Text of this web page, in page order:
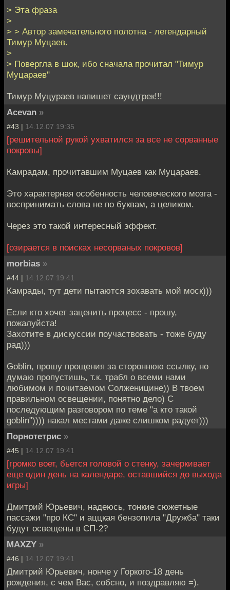
> Эта фраза
>
> > Автор замечательного полотна - легендарный
Тимур Муцаев.
>
> Повергла в шок, ибо сначала прочитал "Тимур
Муцараев"
Тимур Муцураев напишет саундтрек!!!
Acevan »
#43 | 14.12.07 19:35
[решительной рукой ухватился за все не сорванные
покровы]
Камрадам, прочитавшим Муцаев как Муцараев.
Это характерная особенность человеческого мозга -
воспринимать слова не по буквам, а целиком.
Через это такой интересный эффект.
[озирается в поисках несорваных покровов]
morbias »
#44 | 14.12.07 19:41
Камрады, тут дети пытаются зохавать мой моск)))
Если кто хочет заценить процесс - прошу,
пожалуйста!
Захотите в дискуссии поучаствовать - тоже буду
рад)))
Goblin, прошу прощения за стороннюю ссылку, но
думаю пропустишь, т.к. трабл о всеми нами
любимом и почитаемом Солженицине)) В твоем
правильном освещении, понятно дело) С
последующим разговором по теме "а кто такой
goblin")))) накал местами даже слишком радует)))
Порнотетрис »
#45 | 14.12.07 19:41
[громко воет, бьется головой о стенку, зачеркивает
еще один день на календаре, оставшийся до выхода
игры]
Дмитрий Юрьевич, надеюсь, тонкие сюжетные
пассажи "про КС" и аццкая бензопила "Дружба" таки
будут освещены в СП-2?
MAXZY »
#46 | 14.12.07 19:41
Дмитрий Юрьевич, нонче у Горкого-18 день
рождения, с чем Вас, собсно, и поздравляю =).